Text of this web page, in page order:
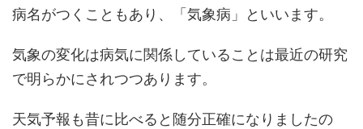
病名がつくこともあり、「気象病」といいます。
気象の変化は病気に関係していることは最近の研究
で明らかにされつつあります。
天気予報も昔に比べると随分正確になりましたの